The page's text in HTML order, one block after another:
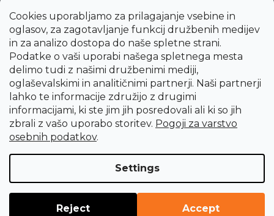
Cookies uporabljamo za prilagajanje vsebine in
oglasov, za zagotavljanje funkcij družbenih medijev
in za analizo dostopa do naše spletne strani.
Podatke o vaši uporabi našega spletnega mesta
delimo tudi z našimi družbenimi mediji,
oglaševalskimi in analitičnimi partnerji. Naši partnerji
lahko te informacije združijo z drugimi
informacijami, ki ste jim jih posredovali ali ki so jih
zbrali z vašo uporabo storitev. Pogoji za varstvo
osebnih podatkov.
Settings
Reject Accept
Created by Shoptet Premium
settings